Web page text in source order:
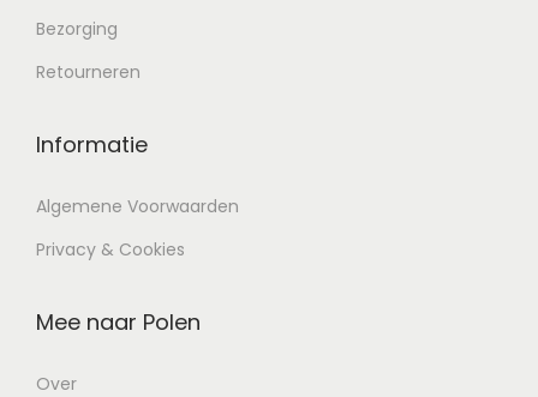
Bezorging
Retourneren
Informatie
Algemene Voorwaarden
Privacy & Cookies
Mee naar Polen
Over